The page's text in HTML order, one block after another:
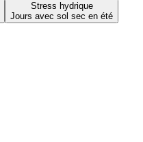
Stress hydrique
Jours avec sol sec en été